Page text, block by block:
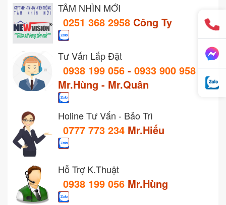
TẦM NHÌN MỚI
0251 368 2958 Công Ty
Tư Vấn Lắp Đặt
0938 199 056 - 0933 900 958
Mr.Hùng - Mr.Quân
Holine Tư Vấn - Bảo Trì
0777 773 234 Mr.Hiếu
Hỗ Trợ K.Thuật
0938 199 056 Mr.Hùng